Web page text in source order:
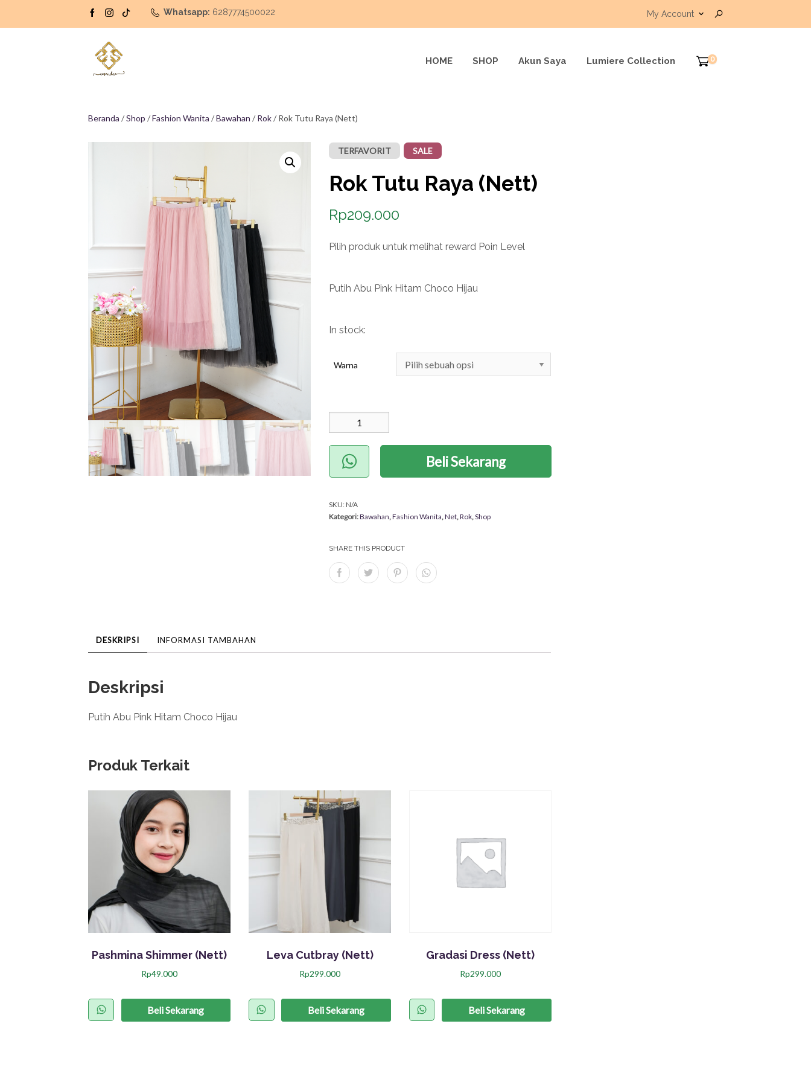
Whatsapp: 6287774500022 My Account
HOME SHOP Akun Saya Lumiere Collection 0
Beranda /Shop /Fashion Wanita /Bawahan / Rok/ Rok Tutu Raya (Nett)
TERFAVORIT SALE
Rok Tutu Raya (Nett)
Rp209.000
Pilih produk untuk melihat reward Poin Level
Putih Abu Pink Hitam Choco Hijau
In stock:
Warna
Raya (Nett)
Beli Sekarang
SKU:N/A
Kategori:Bawahan,Fashion Wanita,Net,Rok,Shop
SHARE THIS PRODUCT
DESKRIPSI INFORMASI TAMBAHAN
Deskripsi
Putih Abu Pink Hitam Choco Hijau
Produk Terkait
Pashmina Shimmer (Nett)
Rp49.000
Beli Sekarang
o
Leva Cutbray (Nett)
Rp299.000
Beli Sekarang
o
Gradasi Dress (Nett)
Rp299.000
Beli Sekarang
o